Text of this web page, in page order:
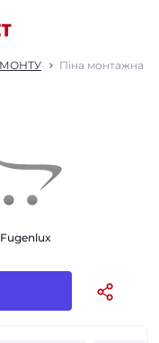
Піна монтажна
Fugenlux